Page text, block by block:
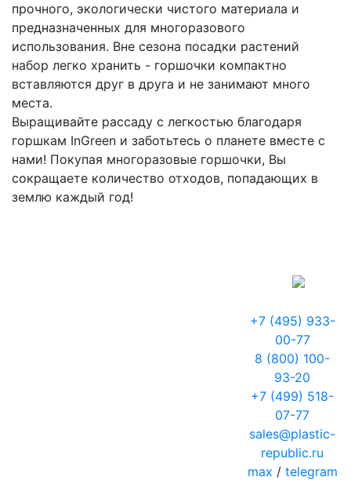
прочного, экологически чистого материала и
предназначенных для многоразового
использования. Вне сезона посадки растений
набор легко хранить - горшочки компактно
вставляются друг в друга и не занимают много
места.
Выращивайте рассаду с легкостью благодаря
горшкам InGreen и заботьтесь о планете вместе с
нами! Покупая многоразовые горшочки, Вы
сокращаете количество отходов, попадающих в
землю каждый год!
+7 (495) 933-
00-77
8 (800) 100-
93-20
+7 (499) 518-
07-77
sales@plastic-
republic.ru
max / telegram